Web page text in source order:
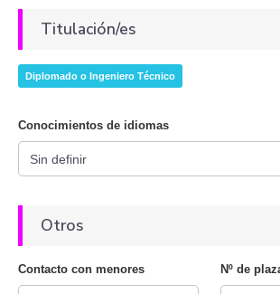
Titulación/es
Diplomado o Ingeniero Técnico
Conocimientos de idiomas
Otros
Contacto con menores Nº de